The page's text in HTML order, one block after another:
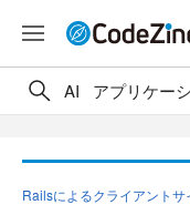
AI アプリケー
Railsによるクライアントサ